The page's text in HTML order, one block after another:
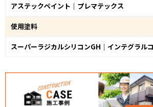
アステックペイント｜プレマテックス
使用塗料
スーパーラジカルシリコンGH｜インテグラル